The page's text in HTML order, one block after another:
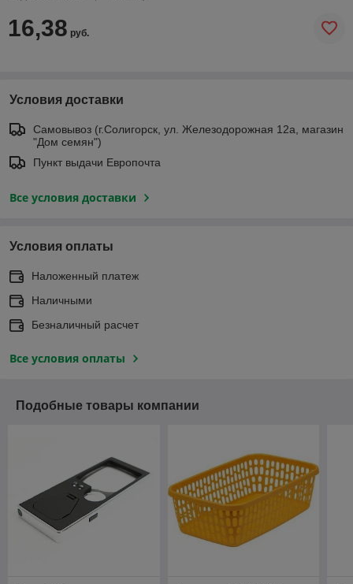
16,38 руб.
Условия доставки
Самовывоз (г.Солигорск, ул. Железодорожная 12а, магазин
"Дом семян")
Пункт выдачи Европочта
Все условия доставки
Условия оплаты
Наложенный платеж
Наличными
Безналичный расчет
Все условия оплаты
Подобные товары компании